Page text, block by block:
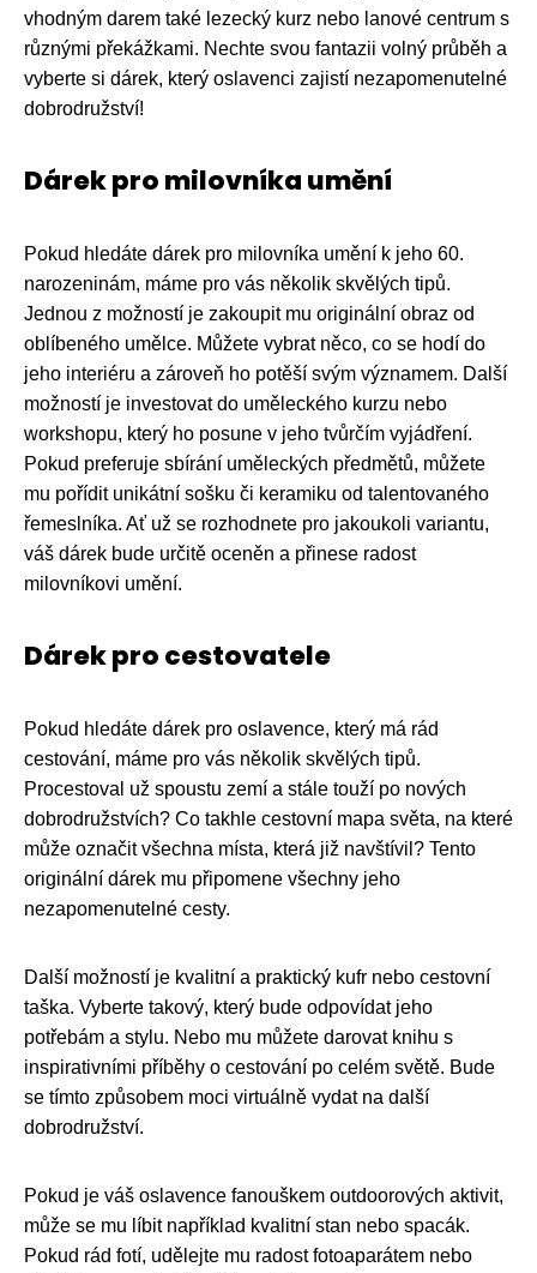
vhodným darem také lezecký kurz nebo lanové centrum s
různými překážkami. Nechte svou fantazii volný průběh a
vyberte si dárek, který oslavenci zajistí nezapomenutelné
dobrodružství!
Dárek pro milovníka umění
Pokud hledáte dárek pro milovníka umění k jeho 60.
narozeninám, máme pro vás několik skvělých tipů.
Jednou z možností je zakoupit mu originální obraz od
oblíbeného umělce. Můžete vybrat něco, co se hodí do
jeho interiéru a zároveň ho potěší svým významem. Další
možností je investovat do uměleckého kurzu nebo
workshopu, který ho posune v jeho tvůrčím vyjádření.
Pokud preferuje sbírání uměleckých předmětů, můžete
mu pořídit unikátní sošku či keramiku od talentovaného
řemeslníka. Ať už se rozhodnete pro jakoukoli variantu,
váš dárek bude určitě oceněn a přinese radost
milovníkovi umění.
Dárek pro cestovatele
Pokud hledáte dárek pro oslavence, který má rád
cestování, máme pro vás několik skvělých tipů.
Procestoval už spoustu zemí a stále touží po nových
dobrodružstvích? Co takhle cestovní mapa světa, na které
může označit všechna místa, která již navštívil? Tento
originální dárek mu připomene všechny jeho
nezapomenutelné cesty.
Další možností je kvalitní a praktický kufr nebo cestovní
taška. Vyberte takový, který bude odpovídat jeho
potřebám a stylu. Nebo mu můžete darovat knihu s
inspirativními příběhy o cestování po celém světě. Bude
se tímto způsobem moci virtuálně vydat na další
dobrodružství.
Pokud je váš oslavence fanouškem outdoorových aktivit,
může se mu líbit například kvalitní stan nebo spacák.
Pokud rád fotí, udělejte mu radost fotoaparátem nebo